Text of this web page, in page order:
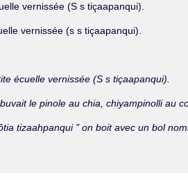
vernissée (S s tiçaapanqui).
vernissée (s s tiçaapanqui).
écuelle vernissée (S s tiçaapanqui).
le pinole au chia, chiyampinolli au
tizaahpanqui " on boit avec un bol